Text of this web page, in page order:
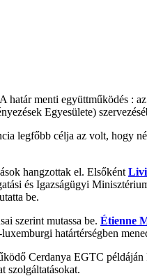
határ menti együttműködés
Egyesülete)
legfőbb célja az volt, hogy
hangzottak el. Elsőként
és Igazságügyi
be.
szerint mutassa be. Étienne
határtérségben
Cerdanya EGTC
szolgáltatásokat.